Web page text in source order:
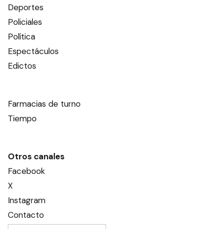
Deportes
Policiales
Política
Espectáculos
Edictos
Farmacias de turno
Tiempo
Otros canales
Facebook
X
Instagram
Contacto